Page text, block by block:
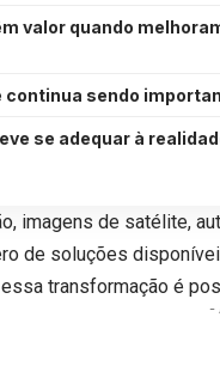
valor quando
continua sendo
se adequar à
imagens de satélite,
de soluções
transformação é
-